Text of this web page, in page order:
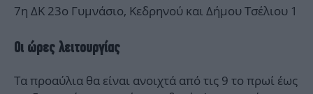
7η ΔΚ 23ο Γυμνάσιο, Κεδρηνού και Δήμου Τσέλιου 1
Οι ώρες λειτουργίας
Τα προαύλια θα είναι ανοιχτά από τις 9 το πρωί έως